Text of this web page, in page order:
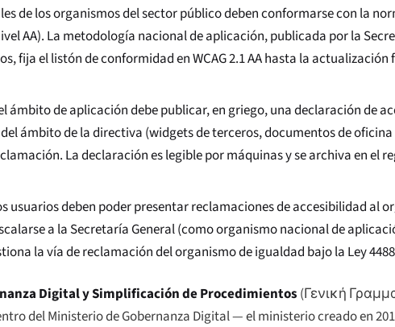
de los organismos del sector público deben conformarse con la
AA). La metodología nacional de aplicación, publicada por la
fija el listón de conformidad en WCAG 2.1 AA hasta la actualización
ámbito de aplicación debe publicar, en griego, una declaración de
ámbito de la directiva (widgets de terceros, documentos de
La declaración es legible por máquinas y se archiva en el
usuarios deben poder presentar reclamaciones de accesibilidad al
a la Secretaría General (como organismo nacional de
la vía de reclamación del organismo de igualdad bajo la Ley
Digital y Simplificación de Procedimientos (Γενική
del Ministerio de Gobernanza Digital — el ministerio creado en